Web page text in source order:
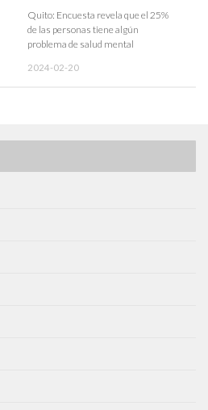
Quito: Encuesta revela que el 25%
de las personas tiene algún
problema de salud mental
2024-02-20